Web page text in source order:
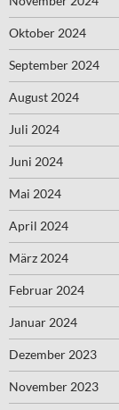
Oktober 2024
September 2024
August 2024
Juli 2024
Juni 2024
Mai 2024
April 2024
März 2024
Februar 2024
Januar 2024
Dezember 2023
November 2023